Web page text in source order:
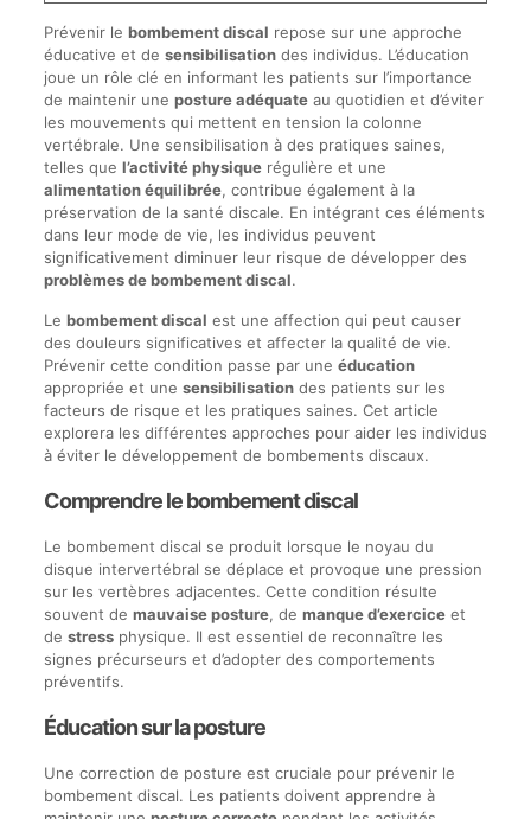
Prévenir le bombement discal repose sur une approche
éducative et de sensibilisationdes individus. L’éducation
joue un rôle clé en informant les patients sur l’importance
de maintenir une posture adéquateau quotidien et d’éviter
les mouvements qui mettent en tension la colonne
vertébrale. Une sensibilisation à des pratiques saines,
telles que l’activité physiquerégulière et une
alimentation équilibrée, contribue également à la
préservation de la santé discale. En intégrant ces éléments
dans leur mode de vie, les individus peuvent
significativement diminuer leur risque de développer des
problèmes de bombement discal.
Le bombement discal est une affection qui peut causer
des douleurs significatives et affecter la qualité de vie.
Prévenir cette condition passe par une éducation
appropriée et une sensibilisationdes patients sur les
facteurs de risque et les pratiques saines. Cet article
explorera les différentes approches pour aider les individus
à éviter le développement de bombements discaux.
Comprendre le bombement discal
Le bombement discal se produit lorsque le noyau du
disque intervertébral se déplace et provoque une pression
sur les vertèbres adjacentes. Cette condition résulte
souvent de mauvaise posture, de manque d’exerciceet
de stressphysique. Il est essentiel de reconnaître les
signes précurseurs et d’adopter des comportements
préventifs.
Éducation sur la posture
Une correction de posture est cruciale pour prévenir le
bombement discal. Les patients doivent apprendre à